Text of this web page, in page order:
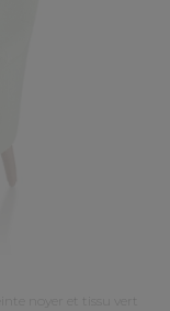
noyer et tissu vert